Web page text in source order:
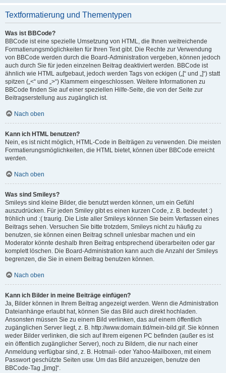
Textformatierung und Thementypen
Was ist BBCode?
BBCode ist eine spezielle Umsetzung von HTML, die Ihnen weitreichende
Formatierungsmöglichkeiten für Ihren Text gibt. Die Rechte zur Verwendung
von BBCode werden durch die Board-Administration vergeben, können jedoch
auch durch Sie für jeden einzelnen Beitrag deaktiviert werden. BBCode ist
ähnlich wie HTML aufgebaut, jedoch werden Tags von eckigen („[“ und „]“) statt
spitzen („<“ und „>“) Klammern eingeschlossen. Weitere Informationen zu
BBCode finden Sie auf einer speziellen Hilfe-Seite, die von der Seite zur
Beitragserstellung aus zugänglich ist.
Nach oben
Kann ich HTML benutzen?
Nein, es ist nicht möglich, HTML-Code in Beiträgen zu verwenden. Die meisten
Formatierungsmöglichkeiten, die HTML bietet, können über BBCode erreicht
werden.
Nach oben
Was sind Smileys?
Smileys sind kleine Bilder, die benutzt werden können, um ein Gefühl
auszudrücken. Für jeden Smiley gibt es einen kurzen Code, z. B. bedeutet :)
fröhlich und :( traurig. Die Liste aller Smileys können Sie beim Verfassen eines
Beitrags sehen. Versuchen Sie bitte trotzdem, Smileys nicht zu häufig zu
benutzen, sie können einen Beitrag schnell unlesbar machen und ein
Moderator könnte deshalb Ihren Beitrag entsprechend überarbeiten oder gar
komplett löschen. Die Board-Administration kann auch die Anzahl der Smileys
begrenzen, die Sie in einem Beitrag benutzen können.
Nach oben
Kann ich Bilder in meine Beiträge einfügen?
Ja, Bilder können in Ihrem Beitrag angezeigt werden. Wenn die Administration
Dateianhänge erlaubt hat, können Sie das Bild auch direkt hochladen.
Ansonsten müssen Sie zu einem Bild verlinken, das auf einem öffentlich
zugänglichen Server liegt, z. B. http://www.domain.tld/mein-bild.gif. Sie können
weder Bilder verlinken, die sich auf Ihrem eigenen PC befinden (außer es ist
ein öffentlich zugänglicher Server), noch zu Bildern, die nur nach einer
Anmeldung verfügbar sind, z. B. Hotmail- oder Yahoo-Mailboxen, mit einem
Passwort geschützte Seiten usw. Um das Bild anzuzeigen, benutze den
BBCode-Tag „[img]“.